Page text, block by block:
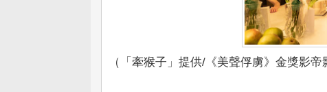
（「牽猴子」提供/《美聲俘虜》金獎影